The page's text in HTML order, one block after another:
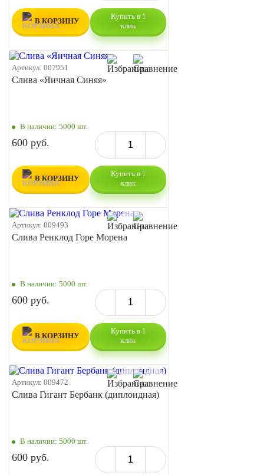
В КОРЗИНУ
Купить в 1
клик
Артикул: 007951
Слива «Яичная Синяя»
В наличии: 5000 шт.
600 руб.
В КОРЗИНУ
Купить в 1
клик
Артикул: 009493
Слива Ренклод Горе Морена
В наличии: 5000 шт.
600 руб.
В КОРЗИНУ
Купить в 1
клик
Артикул: 009472
Слива Гигант Бербанк (диплоидная)
В наличии: 5000 шт.
600 руб.